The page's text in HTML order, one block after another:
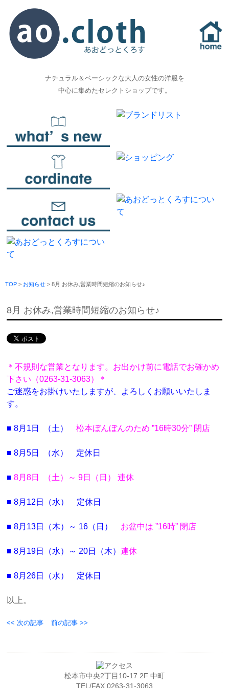
ナチュラル＆ベーシックな大人の女性の洋服を
中心に集めたセレクトショップです。
TOP > お知らせ > 8月 お休み,営業時間短縮のお知らせ♪
8月 お休み,営業時間短縮のお知らせ♪
＊不規則な営業となります。 お出かけ前に電話でお確かめ
下さい（0263-31-3063）＊
ご迷惑をお掛けいたしますが、よろしくお願いいたしま
す。
■ 8月1日 （土）松本ぼんぼんのため ”16時30分” 閉店
■ 8月5日 （水） 定休日
■8月8日 （土）～ 9日（日 ） 連休
■ 8月12日（水） 定休日
■ 8月13日（木）～ 16（日） お盆中は ”16時” 閉店
■ 8月19日（水） ～ 20日（木）連休
■ 8月26日（水） 定休日
以上。
<< 次の記事 前の記事 >>
松本市中央2丁目10-17 2F 中町
TEL/FAX.0263-31-3063